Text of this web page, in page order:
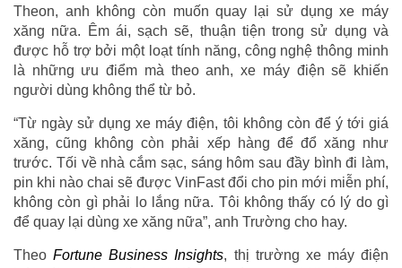
Theon, anh không còn muốn quay lại sử dụng xe máy
xăng nữa. Êm ái, sạch sẽ, thuận tiện trong sử dụng và
được hỗ trợ bởi một loạt tính năng, công nghệ thông minh
là những ưu điểm mà theo anh, xe máy điện sẽ khiến
người dùng không thể từ bỏ.
“Từ ngày sử dụng xe máy điện, tôi không còn để ý tới giá
xăng, cũng không còn phải xếp hàng để đổ xăng như
trước. Tối về nhà cắm sạc, sáng hôm sau đầy bình đi làm,
pin khi nào chai sẽ được VinFast đổi cho pin mới miễn phí,
không còn gì phải lo lắng nữa. Tôi không thấy có lý do gì
để quay lại dùng xe xăng nữa”, anh Trường cho hay.
TheoFortune Business Insights, thị trường xe máy điện